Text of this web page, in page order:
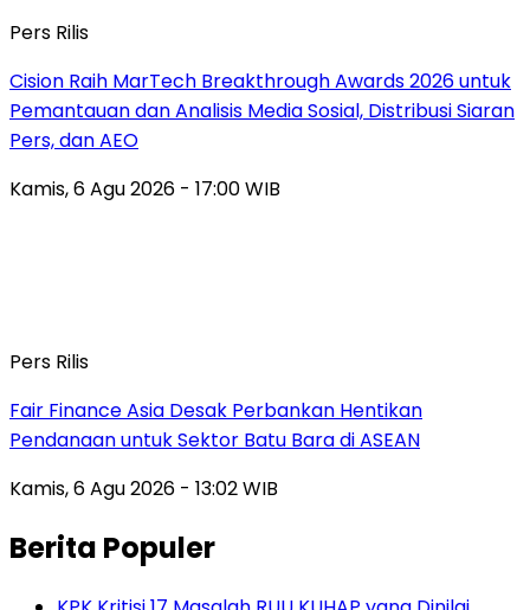
Pers Rilis
Cision Raih MarTech Breakthrough Awards 2026 untuk
Pemantauan dan Analisis Media Sosial, Distribusi Siaran
Pers, dan AEO
Kamis, 6 Agu 2026 - 17:00 WIB
Pers Rilis
Fair Finance Asia Desak Perbankan Hentikan
Pendanaan untuk Sektor Batu Bara di ASEAN
Kamis, 6 Agu 2026 - 13:02 WIB
Berita Populer